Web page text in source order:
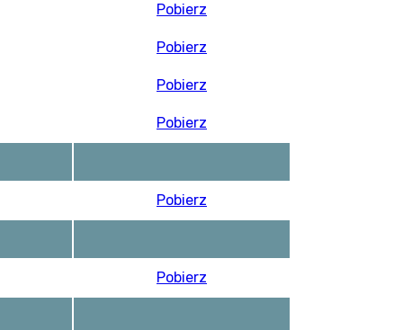
Pobierz
Pobierz
Pobierz
Pobierz
Pobierz
Pobierz